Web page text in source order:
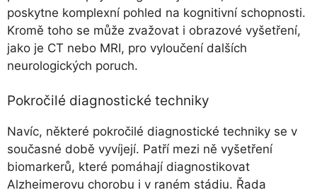
poskytne komplexní pohled na kognitivní schopnosti.
Kromě toho se může zvažovat i obrazové vyšetření,
jako je CT nebo MRI, pro vyloučení dalších
neurologických poruch.
Pokročilé diagnostické techniky
Navíc, některé pokročilé diagnostické techniky se v
současné době vyvíjejí. Patří mezi ně vyšetření
biomarkerů, které pomáhají diagnostikovat
Alzheimerovu chorobu i v raném stádiu. Řada